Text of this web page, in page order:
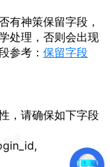
有神策保留字段，
处理，否则会出现
参考： 保留字段
，请确保如下字段